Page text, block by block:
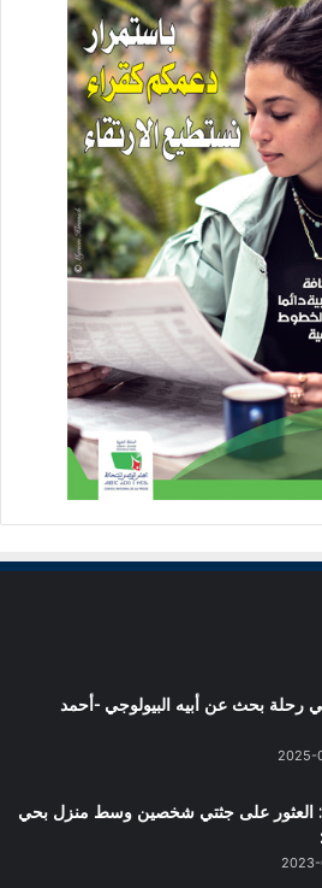
رحلة بحث عن أبيه البيولوجي -أحمد
2025-
على جثتي شخصين وسط منزل بحي
2023-